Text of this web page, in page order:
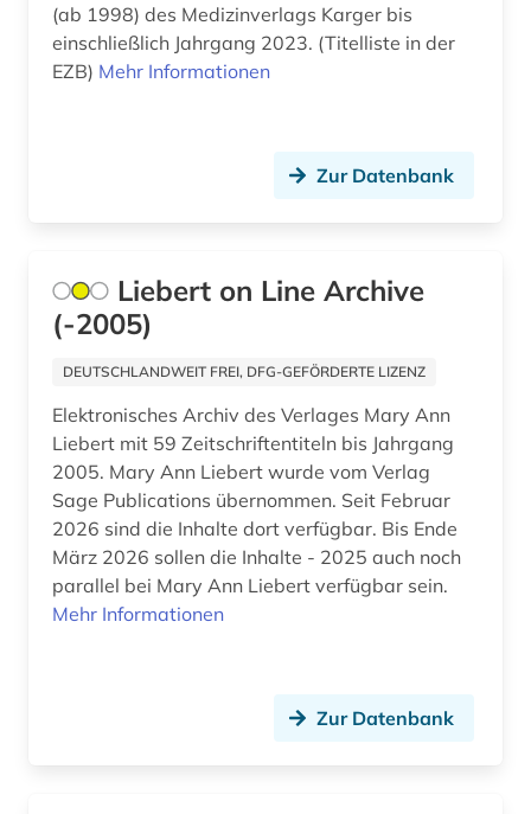
(ab 1998) des Medizinverlags Karger bis
einschließlich Jahrgang 2023. (Titelliste in der
EZB) Mehr Informationen
Zur Datenbank
Liebert on Line Archive
(-2005)
DEUTSCHLANDWEIT FREI, DFG-GEFÖRDERTE LIZENZ
Elektronisches Archiv des Verlages Mary Ann
Liebert mit 59 Zeitschriftentiteln bis Jahrgang
2005. Mary Ann Liebert wurde vom Verlag
Sage Publications übernommen. Seit Februar
2026 sind die Inhalte dort verfügbar. Bis Ende
März 2026 sollen die Inhalte - 2025 auch noch
parallel bei Mary Ann Liebert verfügbar sein.
Mehr Informationen
Zur Datenbank